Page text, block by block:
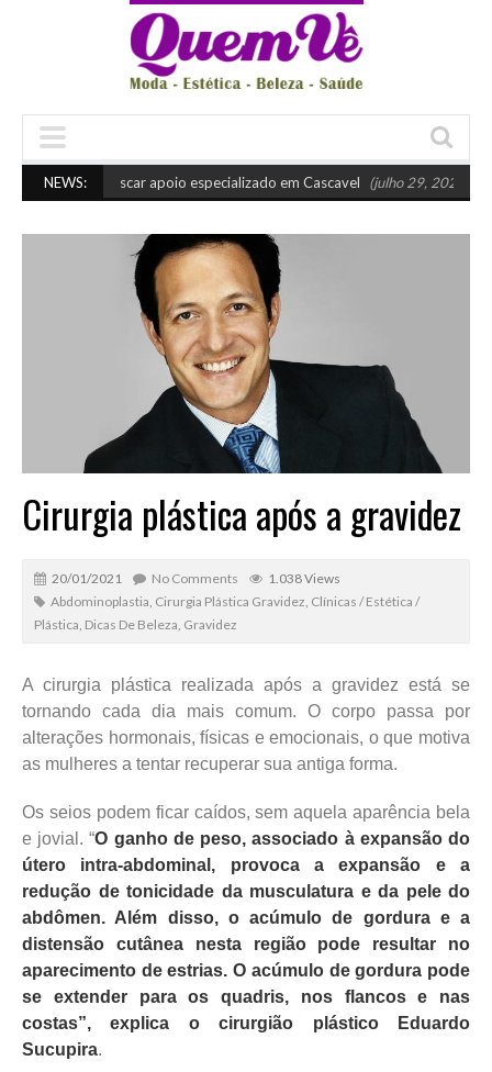
NEWS:
buscar apoio especializado em Cascavel (julho 29, 2026 10:45 am)
Cirurgia plástica após a gravidez
20/01/2021 No Comments
1.038 Views
Abdominoplastia Cirurgia Plástica Gravidez Clínicas / Estética /
Plástica Dicas De Beleza Gravidez
A cirurgia plástica realizada após a gravidez está se
tornando cada dia mais comum. O corpo passa por
alterações hormonais, físicas e emocionais, o que motiva
as mulheres a tentar recuperar sua antiga forma.
Os seios podem ficar caídos, sem aquela aparência bela
e jovial. “O ganho de peso, associado à expansão do
útero intra-abdominal, provoca a expansão e a
redução de tonicidade da musculatura e da pele do
abdômen. Além disso, o acúmulo de gordura e a
distensão cutânea nesta região pode resultar no
aparecimento de estrias. O acúmulo de gordura pode
se extender para os quadris, nos flancos e nas
costas”, explica o cirurgião plástico Eduardo
Sucupira.